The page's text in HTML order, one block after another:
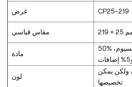
غرض CP25-219
مقاس قياسي × 25 مم
مادة
50% راتنج، 35% مسحوق كالسيوم،
لون
ولكن يمكن
تخصيصها